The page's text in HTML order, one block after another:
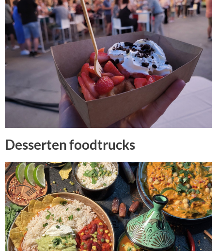
Desserten foodtrucks